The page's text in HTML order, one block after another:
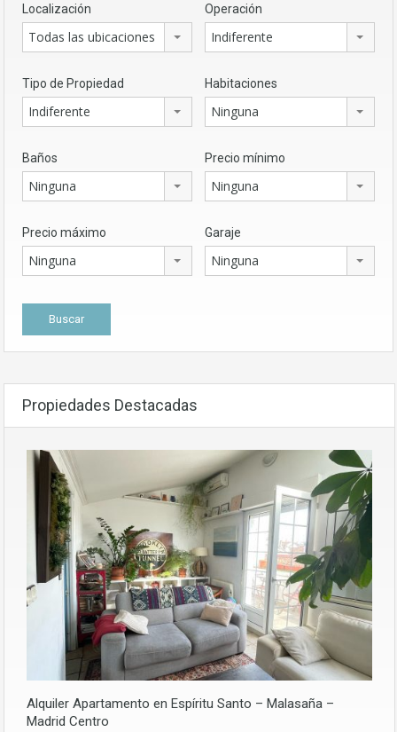
Localización
Todas las ubicaciones
Operación
Indiferente
Tipo de Propiedad
Indiferente
Habitaciones
Ninguna
Baños
Ninguna
Precio mínimo
Ninguna
Precio máximo
Ninguna
Garaje
Ninguna
Propiedades Destacadas
Alquiler Apartamento en Espíritu Santo – Malasaña –
Madrid Centro